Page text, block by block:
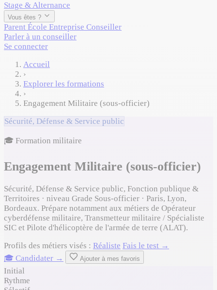
Stage & Alternance
Vous êtes ?
Parent École Entreprise Conseiller
Parler à un conseiller
Se connecter
Accueil
›
Explorer les formations
›
Engagement Militaire (sous-officier)
Sécurité, Défense & Service public
🎓 Formation militaire
Engagement Militaire (sous-officier)
Sécurité, Défense & Service public, Fonction publique &
Territoires · niveau Grade Sous-officier · Paris, Lyon,
Bordeaux. Prépare notamment aux métiers de Opérateur
cyberdéfense militaire, Transmetteur militaire / Spécialiste
SIC et Pilote d'hélicoptère de l'armée de terre (ALAT).
Profils des métiers visés : Réaliste Fais le test →
🎓 Candidater →
Ajouter à mes favoris
Initial
Rythme